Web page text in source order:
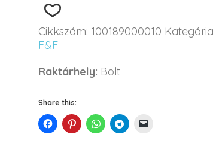
Cikkszám: 100189000010
F&F
Raktárhely: Bolt
Share this: